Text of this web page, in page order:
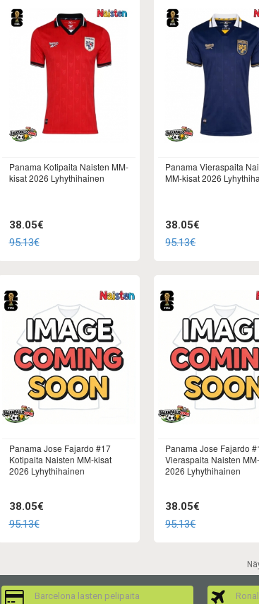
Panama Kotipaita Naisten MM-
kisat 2026 Lyhythihainen
38.05€
95.13€
Panama Vieraspaita
MM-kisat 2026
38.05€
95.13€
Panama Jose Fajardo #17
Kotipaita Naisten MM-kisat
2026 Lyhythihainen
38.05€
95.13€
Panama Jose Fajardo
Vieraspaita Naisten
2026 Lyhythihainen
38.05€
95.13€
Barcelona lasten pelipaita